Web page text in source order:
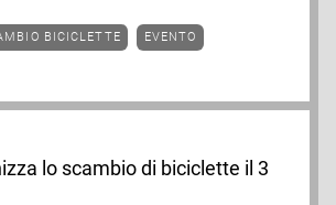
BICICLETTE EVENTO
lo scambio di biciclette il 3